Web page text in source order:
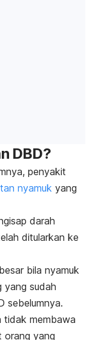
DBD?
penyakit
nyamuk yang
darah
ditularkan ke
bila nyamuk
yang sudah
sebelumnya.
tidak membawa
orang yang